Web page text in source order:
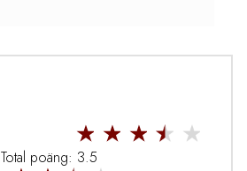
Total poäng: 3.5